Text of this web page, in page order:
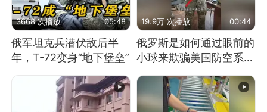
3668 次播放 05:48
俄军坦克兵潜伏敌后半
年，T-72变身“地下堡垒”
19.9万 次播放 00:44
俄罗斯是如何通过眼前的
小球来欺骗美国防空系统
的